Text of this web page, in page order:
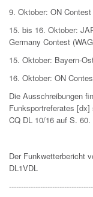
9. Oktober: ON
15. bis 16. Oktober:
Germany Contest
15. Oktober: Bayern-
16. Oktober: ON
Die Ausschreibungen
Funksportreferates
CQ DL 10/16 auf S. 60.
Der Funkwetterbericht
DL1VDL